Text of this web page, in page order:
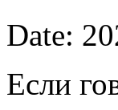
Date:
Если